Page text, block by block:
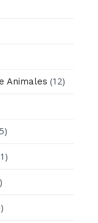
Animales (12)